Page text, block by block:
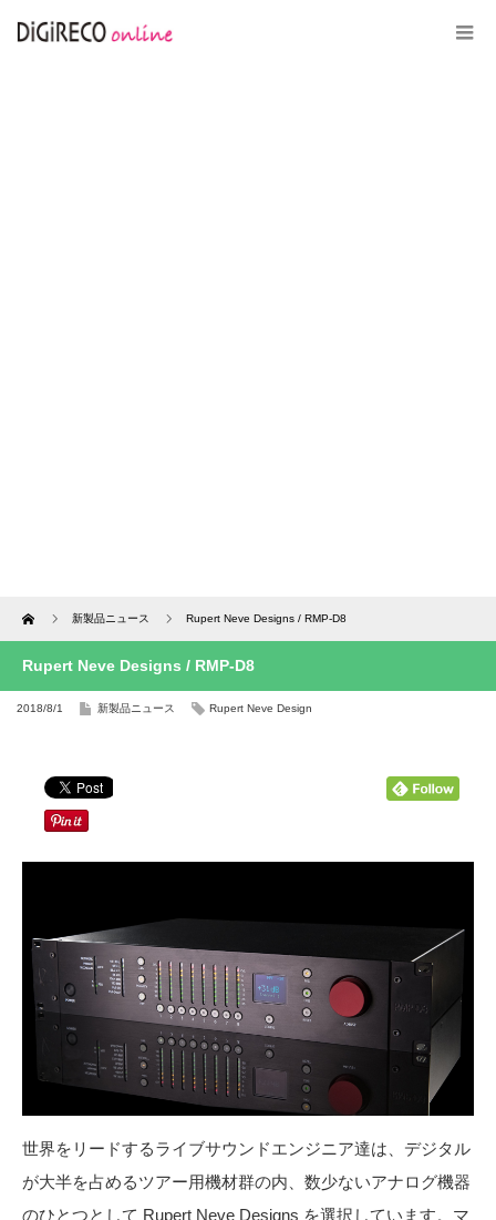
Home 新製品ニュース Rupert Neve Designs / RMP-D8
Rupert Neve Designs / RMP-D8
2018/8/1 新製品ニュース Rupert Neve Design
世界をリードするライブサウンドエンジニア達は、デジタル
が大半を占めるツアー用機材群の内、数少ないアナログ機器
のひとつとして Rupert Neve Designs を選択しています。マ